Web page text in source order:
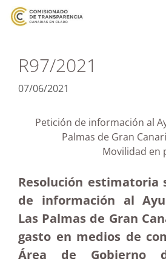
R97/2021
07/06/2021
Petición de información al
Palmas de Gran
Movilidad en
Resolución estimatoria
de información al
Las Palmas de Gran
gasto en medios de
Área de Gobierno